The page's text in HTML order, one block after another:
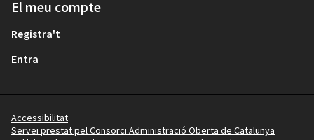
El meu compte
Registra't
Entra
Accessibilitat
Servei prestat pel Consorci Administració Oberta de Catalunya